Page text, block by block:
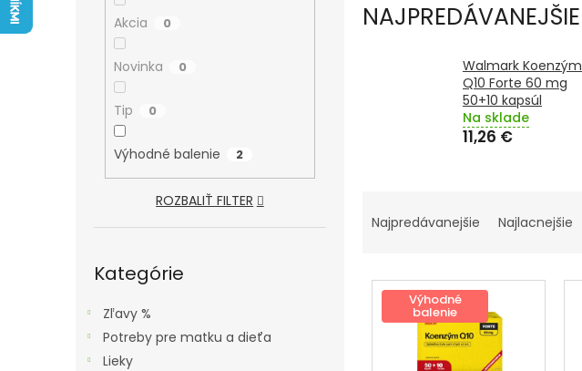
Akcia 0
Novinka 0
Tip 0
Výhodné balenie 2
ROZBALIŤ FILTER
kategórie
Kategórie
Zľavy %
Potreby pre matku a dieťa
Lieky
NAJPREDÁVANEJŠIE
Walmark Koenzým
Q10 Forte 60 mg
50+10 kapsúl
Na sklade
11,26 €
A
E
Najpredávanejšie Najlacnejšie
V
Výhodné
balenie